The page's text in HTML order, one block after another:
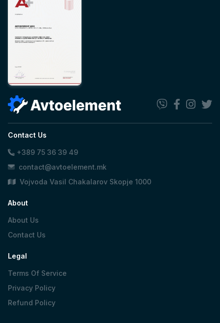
Contact Us
+389 75 36 39 49
contact@avtoelement.mk
Vojvoda Vasil Chakalarov Skopje 1000
About
About Us
Contact Us
Legal
Terms Of Service
Privacy Policy
Refund Policy